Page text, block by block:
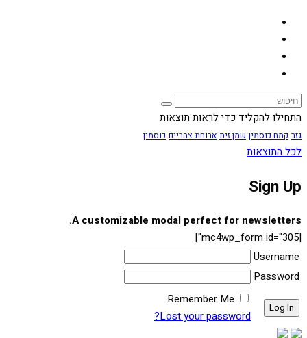
התחילו להקליד כדי לראות תוצאות
גזר קמח כוסמין שמן זית ארוחת צהריים כוסמין
לכל התוצאות
Sign Up
A customizable modal perfect for newsletters.
[mc4wp_form id="305"]
Username
Password
Remember Me
Lost your password?